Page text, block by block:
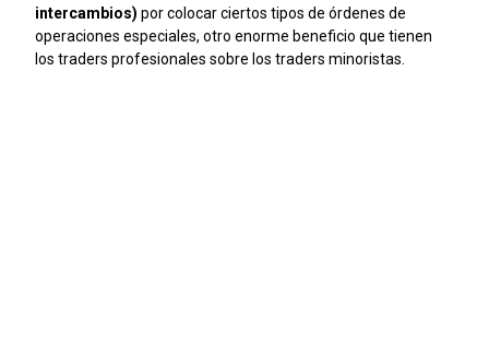
intercambios) por colocar ciertos tipos de órdenes de
operaciones especiales, otro enorme beneficio que tienen
los traders profesionales sobre los traders minoristas.